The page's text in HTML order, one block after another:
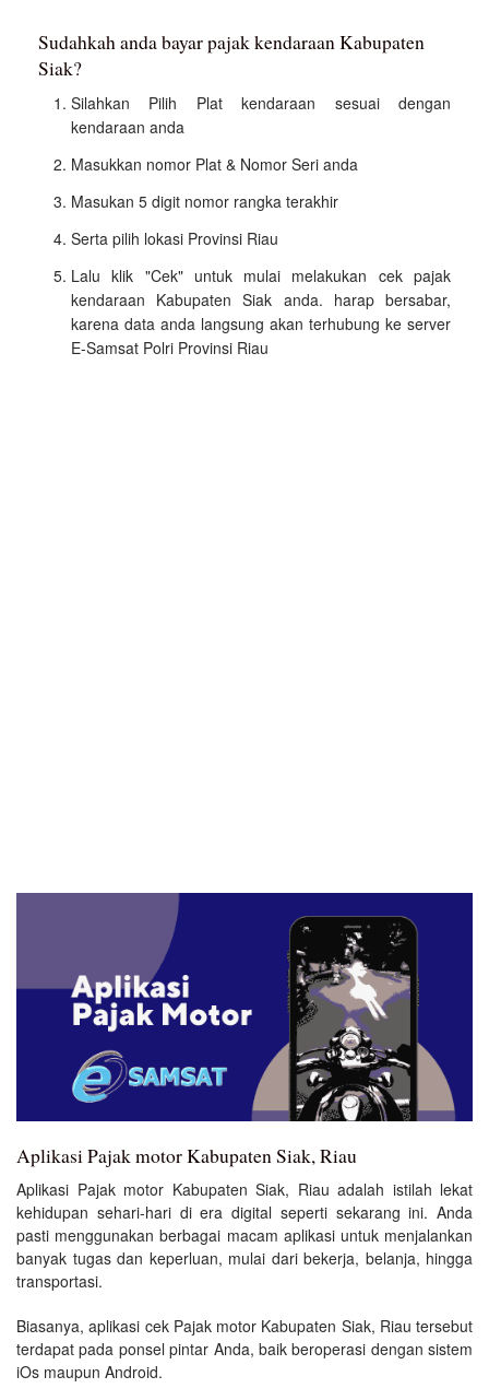
Sudahkah anda bayar pajak kendaraan Kabupaten
Siak?
Silahkan Pilih Plat kendaraan sesuai dengan
kendaraan anda
Masukkan nomor Plat & Nomor Seri anda
Masukan 5 digit nomor rangka terakhir
Serta pilih lokasi Provinsi Riau
Lalu klik "Cek" untuk mulai melakukan cek pajak
kendaraan Kabupaten Siak anda. harap bersabar,
karena data anda langsung akan terhubung ke server
E-Samsat Polri Provinsi Riau
Aplikasi Pajak motor Kabupaten Siak, Riau
Aplikasi Pajak motor Kabupaten Siak, Riau adalah istilah lekat
kehidupan sehari-hari di era digital seperti sekarang ini. Anda
pasti menggunakan berbagai macam aplikasi untuk menjalankan
banyak tugas dan keperluan, mulai dari bekerja, belanja, hingga
transportasi.
Biasanya, aplikasi cek Pajak motor Kabupaten Siak, Riau tersebut
terdapat pada ponsel pintar Anda, baik beroperasi dengan sistem
iOs maupun Android.